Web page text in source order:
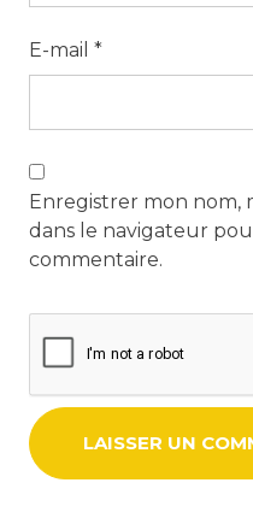
E-mail *
Enregistrer mon nom,
dans le navigateur
commentaire.